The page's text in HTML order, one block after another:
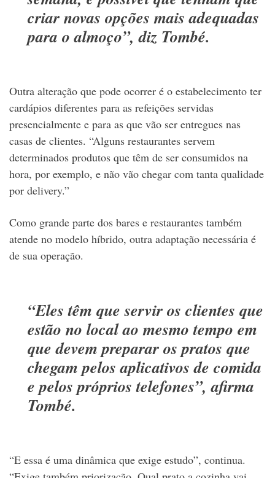
criar novas opções mais adequadas
para o almoço”, diz Tombé.
Outra alteração que pode ocorrer é o estabelecimento ter
cardápios diferentes para as refeições servidas
presencialmente e para as que vão ser entregues nas
casas de clientes. “Alguns restaurantes servem
determinados produtos que têm de ser consumidos na
hora, por exemplo, e não vão chegar com tanta qualidade
por delivery.”
Como grande parte dos bares e restaurantes também
atende no modelo híbrido, outra adaptação necessária é
de sua operação.
“Eles têm que servir os clientes que
estão no local ao mesmo tempo em
que devem preparar os pratos que
chegam pelos aplicativos de comida
e pelos próprios telefones”, afirma
Tombé.
“E essa é uma dinâmica que exige estudo”, continua.